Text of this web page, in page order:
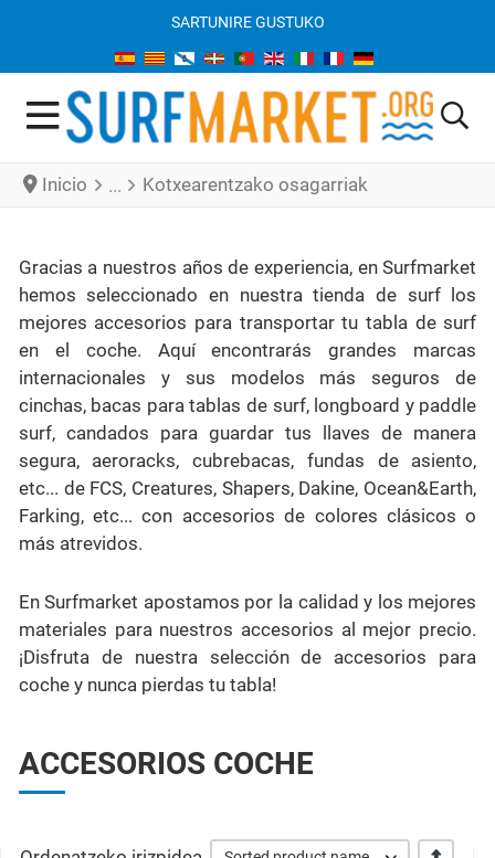
SARTUNIRE GUSTUKO
Inicio Kotxearentzako osagarriak
Gracias a nuestros años de experiencia, en Surfmarket
hemos seleccionado en nuestra tienda de surf los
mejores accesorios para transportar tu tabla de surf
en el coche. Aquí encontrarás grandes marcas
internacionales y sus modelos más seguros de
cinchas, bacas para tablas de surf, longboard y paddle
surf, candados para guardar tus llaves de manera
segura, aeroracks, cubrebacas, fundas de asiento,
etc... de FCS, Creatures, Shapers, Dakine, Ocean&Earth,
Farking, etc... con accesorios de colores clásicos o
más atrevidos.
En Surfmarket apostamos por la calidad y los mejores
materiales para nuestros accesorios al mejor precio.
¡Disfruta de nuestra selección de accesorios para
coche y nunca pierdas tu tabla!
ACCESORIOS COCHE